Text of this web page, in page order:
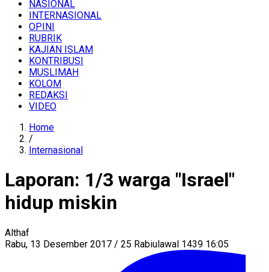
NASIONAL
INTERNASIONAL
OPINI
RUBRIK
KAJIAN ISLAM
KONTRIBUSI
MUSLIMAH
KOLOM
REDAKSI
VIDEO
Home
/
Internasional
Laporan: 1/3 warga "Israel"
hidup miskin
Althaf
Rabu, 13 Desember 2017 / 25 Rabiulawal 1439 16:05